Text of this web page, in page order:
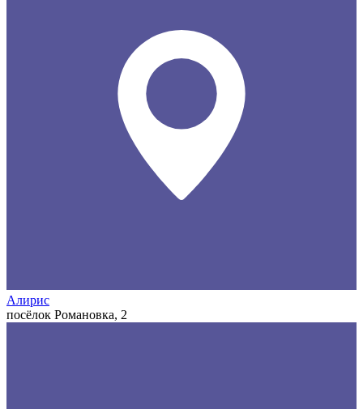
Алирис
посёлок Романовка, 2